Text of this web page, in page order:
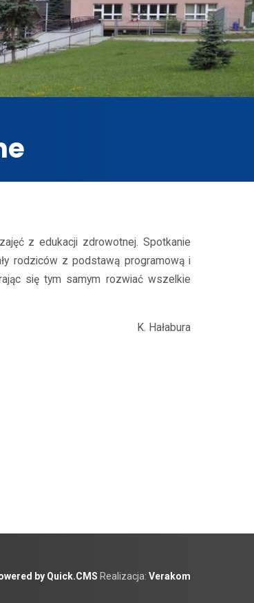
z edukacji zdrowotnej. Spotkanie
rodziców z podstawą programową i
się tym samym rozwiać wszelkie
K. Hałabura
by Quick.CMS Realizacja: Verakom